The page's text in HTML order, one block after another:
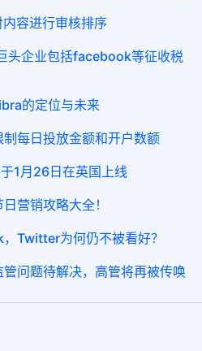
容进行审核排序
头企业包括facebook等征收税
的定位与未来
每日投放金额和开户数额
1月26日在英国上线
营销攻略大全！
Twitter为何仍不被看好？
问题待解决，高管将再被传唤